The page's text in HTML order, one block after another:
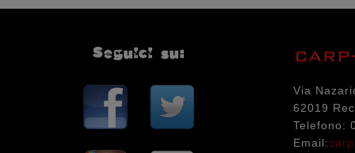
Seguici su:
Via
62019
Telefono:
Email: